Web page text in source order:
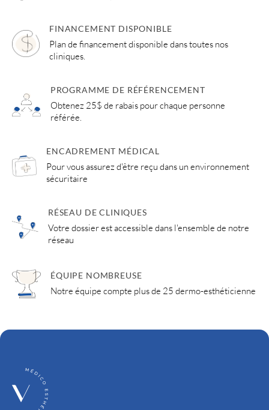
FINANCEMENT DISPONIBLE
Plan de financement disponible dans toutes nos
cliniques.
PROGRAMME DE RÉFÉRENCEMENT
Obtenez 25$ de rabais pour chaque personne
référée.
ENCADREMENT MÉDICAL
Pour vous assurez d'être reçu dans un environnement
sécuritaire
RÉSEAU DE CLINIQUES
Votre dossier est accessible dans l'ensemble de notre
réseau
ÉQUIPE NOMBREUSE
Notre équipe compte plus de 25 dermo-esthéticienne